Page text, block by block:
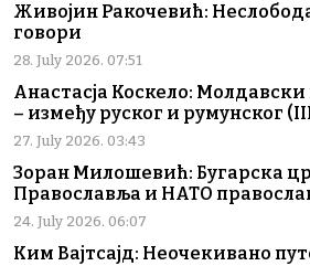
Живојин Ракочевић:
говори
28. July 2026. 07:51
Анастасја Коскело:
– између руског и румунског
27. July 2026. 03:43
Зоран Милошевић: Бугарска
Православља и НАТО
24. July 2026. 06:07
Ким Вајтсајд: Неочекивано